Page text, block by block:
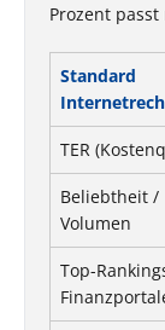
Prozent
Standard
TER
Beliebtheit /
Volumen
Top-